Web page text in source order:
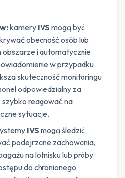
kamery IVS mogą być
obecność osób lub
obszarze i automatycznie
w przypadku
skuteczność monitoringu
odpowiedzialny za
reagować na
sytuacje.
IVS mogą śledzić
podejrzane zachowania,
na lotnisku lub próby
do chronionego